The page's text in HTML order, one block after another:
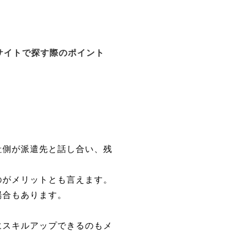
イトで探す際のポイント
が派遣先と話し合い、残
メリットとも言えます。
もあります。
キルアップできるのもメ